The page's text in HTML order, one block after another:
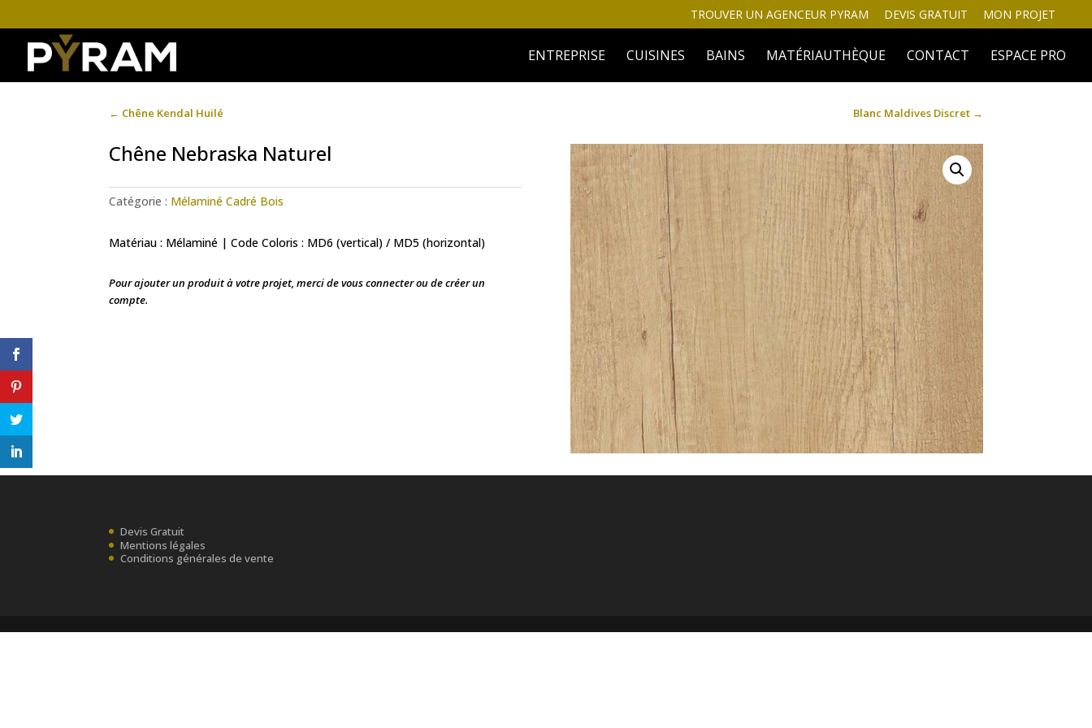
TROUVER UN AGENCEUR PYRAM DEVIS GRATUIT MON PROJET
ENTREPRISE CUISINES BAINS MATÉRIAUTHÈQUE CONTACT ESPACE PRO
← Chêne Kendal Huilé Blanc Maldives Discret→
Chêne Nebraska Naturel
Catégorie : Mélaminé Cadré Bois
Matériau : Mélaminé | Code Coloris : MD6 (vertical) / MD5 (horizontal)
Pour ajouter un produit à votre projet, merci de vous connecter ou de créer un
compte.
Devis Gratuit
Mentions légales
Conditions générales de vente